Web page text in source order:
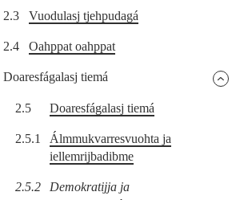
2.3 Vuodulasj tjehpudagá
2.4 Oahppat oahppat
Doaresfágalasj tiemá
2.5 Doaresfágalasj tiemá
2.5.1
Álmmukvarresvuohta ja
iellemrijbadibme
2.5.2
Demokratijja ja